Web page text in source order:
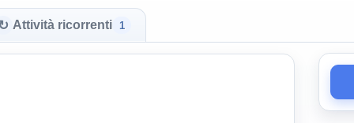
Attività ricorrenti 1